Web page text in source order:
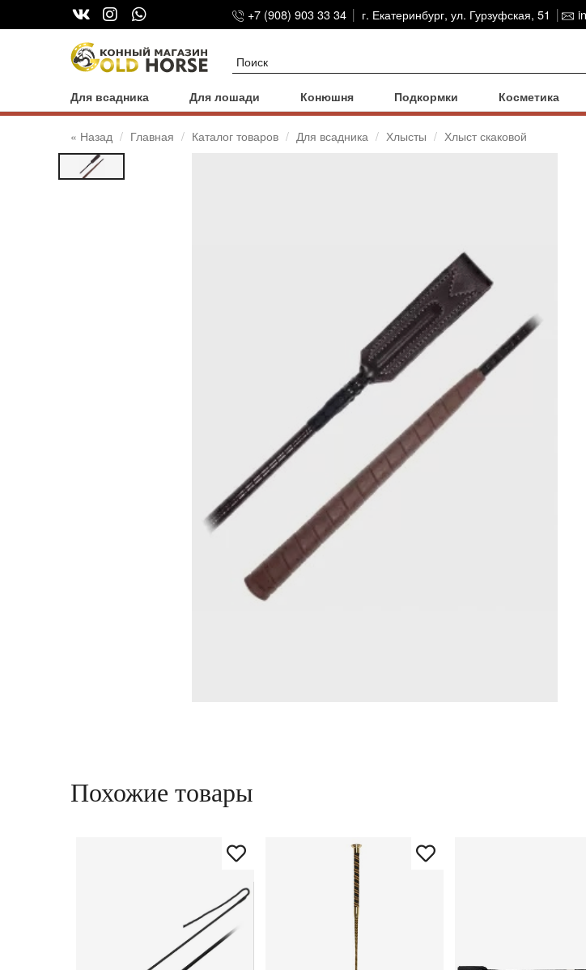
+7 (908) 903 33 34 г. Екатеринбург, ул. Гурзуфская, 51
Для всадника Для лошади Конюшня Подкормки Косметика
« Назад Главная Каталог товаров Для всадника Хлысты Хлыст скаковой
Похожие товары